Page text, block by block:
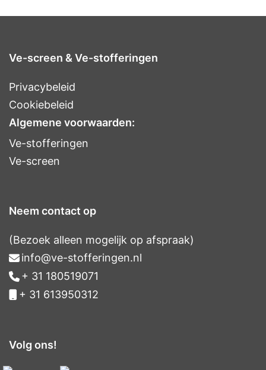
Ve-screen & Ve-stofferingen
Privacybeleid
Cookiebeleid
Algemene voorwaarden:
Ve-stofferingen
Ve-screen
Neem contact op
(Bezoek alleen mogelijk op afspraak)
info@ve-stofferingen.nl
+ 31 180519071
+ 31 613950312
Volg ons!